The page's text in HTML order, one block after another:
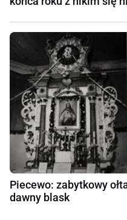
Piecewo: zabytkowy
dawny blask